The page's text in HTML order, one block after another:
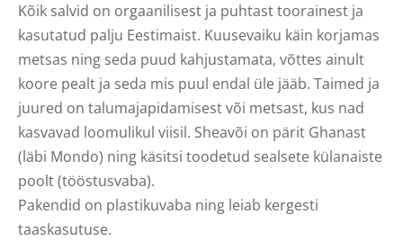
Kõik salvid on orgaanilisest ja puhtast toorainest ja
kasutatud palju Eestimaist. Kuusevaiku käin korjamas
metsas ning seda puud kahjustamata, võttes ainult
koore pealt ja seda mis puul endal üle jääb. Taimed ja
juured on talumajapidamisest või metsast, kus nad
kasvavad loomulikul viisil. Sheavõi on pärit Ghanast
(läbi Mondo) ning käsitsi toodetud sealsete külanaiste
poolt (tööstusvaba).
Pakendid on plastikuvaba ning leiab kergesti
taaskasutuse.